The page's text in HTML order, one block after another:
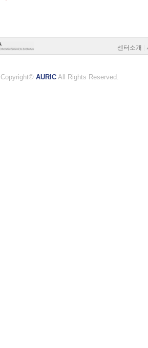
센터소개
Copyright© AURIC All Rights Reserved.